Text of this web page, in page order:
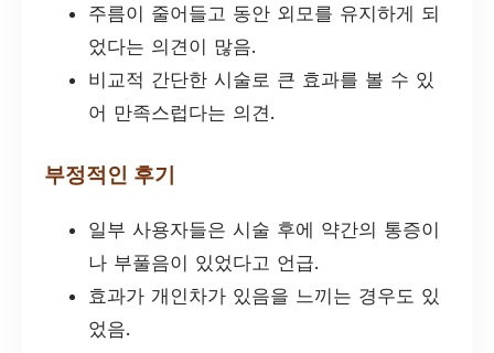
주름이 줄어들고 동안 외모를 유지하게 되
었다는 의견이 많음.
비교적 간단한 시술로 큰 효과를 볼 수 있
어 만족스럽다는 의견.
부정적인 후기
일부 사용자들은 시술 후에 약간의 통증이
나 부풀음이 있었다고 언급.
효과가 개인차가 있음을 느끼는 경우도 있
었음.